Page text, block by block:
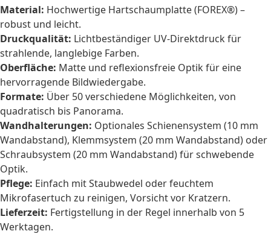
Material: Hochwertige Hartschaumplatte (FOREX®) –
robust und leicht.
Druckqualität: Lichtbeständiger UV-Direktdruck für
strahlende, langlebige Farben.
Oberfläche: Matte und reflexionsfreie Optik für eine
hervorragende Bildwiedergabe.
Formate: Über 50 verschiedene Möglichkeiten, von
quadratisch bis Panorama.
Wandhalterungen: Optionales Schienensystem (10 mm
Wandabstand), Klemmsystem (20 mm Wandabstand) oder
Schraubsystem (20 mm Wandabstand) für schwebende
Optik.
Pflege: Einfach mit Staubwedel oder feuchtem
Mikrofasertuch zu reinigen, Vorsicht vor Kratzern.
Lieferzeit: Fertigstellung in der Regel innerhalb von 5
Werktagen.